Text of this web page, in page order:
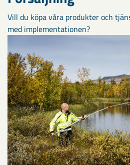
Vill du köpa våra produkter och
med implementationen?